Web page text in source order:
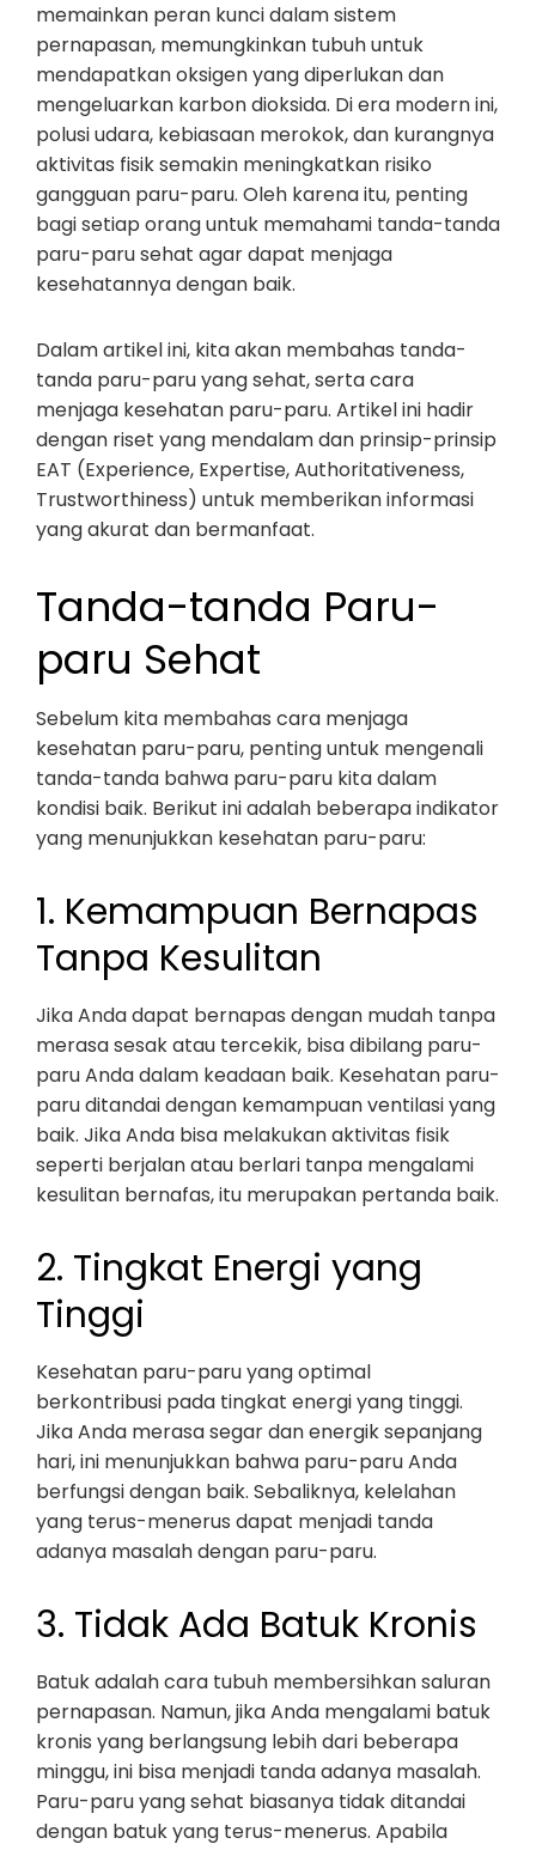
memainkan peran kunci dalam sistem
pernapasan, memungkinkan tubuh untuk
mendapatkan oksigen yang diperlukan dan
mengeluarkan karbon dioksida. Di era modern ini,
polusi udara, kebiasaan merokok, dan kurangnya
aktivitas fisik semakin meningkatkan risiko
gangguan paru-paru. Oleh karena itu, penting
bagi setiap orang untuk memahami tanda-tanda
paru-paru sehat agar dapat menjaga
kesehatannya dengan baik.
Dalam artikel ini, kita akan membahas tanda-
tanda paru-paru yang sehat, serta cara
menjaga kesehatan paru-paru. Artikel ini hadir
dengan riset yang mendalam dan prinsip-prinsip
EAT (Experience, Expertise, Authoritativeness,
Trustworthiness) untuk memberikan informasi
yang akurat dan bermanfaat.
Tanda-tanda Paru-
paru Sehat
Sebelum kita membahas cara menjaga
kesehatan paru-paru, penting untuk mengenali
tanda-tanda bahwa paru-paru kita dalam
kondisi baik. Berikut ini adalah beberapa indikator
yang menunjukkan kesehatan paru-paru:
1. Kemampuan Bernapas
Tanpa Kesulitan
Jika Anda dapat bernapas dengan mudah tanpa
merasa sesak atau tercekik, bisa dibilang paru-
paru Anda dalam keadaan baik. Kesehatan paru-
paru ditandai dengan kemampuan ventilasi yang
baik. Jika Anda bisa melakukan aktivitas fisik
seperti berjalan atau berlari tanpa mengalami
kesulitan bernafas, itu merupakan pertanda baik.
2. Tingkat Energi yang
Tinggi
Kesehatan paru-paru yang optimal
berkontribusi pada tingkat energi yang tinggi.
Jika Anda merasa segar dan energik sepanjang
hari, ini menunjukkan bahwa paru-paru Anda
berfungsi dengan baik. Sebaliknya, kelelahan
yang terus-menerus dapat menjadi tanda
adanya masalah dengan paru-paru.
3. Tidak Ada Batuk Kronis
Batuk adalah cara tubuh membersihkan saluran
pernapasan. Namun, jika Anda mengalami batuk
kronis yang berlangsung lebih dari beberapa
minggu, ini bisa menjadi tanda adanya masalah.
Paru-paru yang sehat biasanya tidak ditandai
dengan batuk yang terus-menerus. Apabila